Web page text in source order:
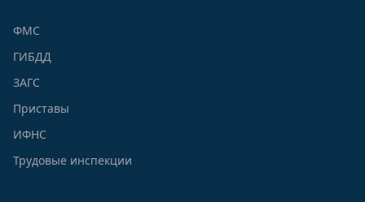
ФМС
ГИБДД
ЗАГС
Приставы
ИФНС
Трудовые инспекции